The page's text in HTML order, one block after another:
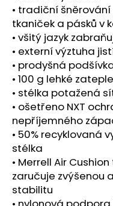
• tradiční
tkaniček a pásků v
• všitý jazyk
• externí výztuha
• prodyšná
• 100 g lehké
• stélka potažená
• ošetřeno NXT
nepříjemného
• 50% recyklovaná
stélka
• Merrell Air
zaručuje zvýšenou
stabilitu
č
u
j
e
m
e
SAUCONY
RIDE
14
RUNSHIELD
SOLAR
CHILL
(PÁNSKE)
2
190